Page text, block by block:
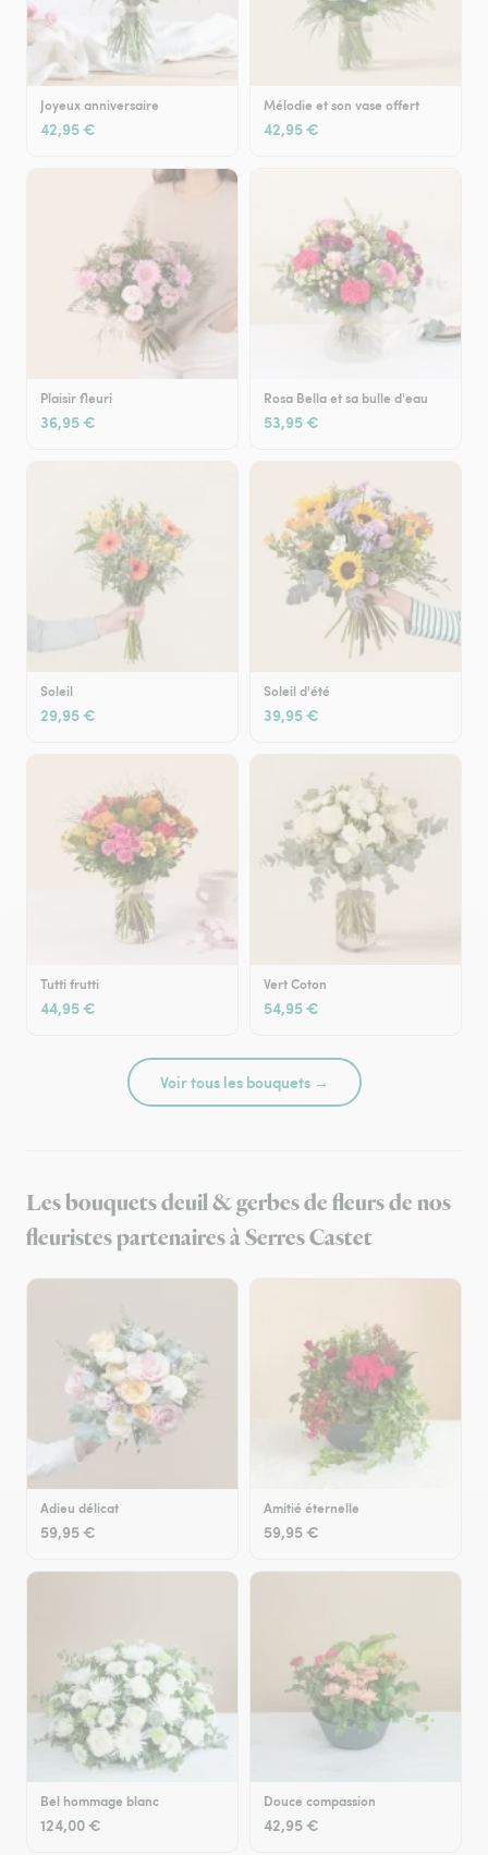
Joyeux anniversaire
42,95 €
Mélodie et son vase offert
42,95 €
Plaisir fleuri
36,95 €
Rosa Bella et sa bulle d'eau
53,95 €
Soleil
29,95 €
Soleil d'été
39,95 €
Tutti frutti
44,95 €
Vert Coton
54,95 €
Voir tous les bouquets →
Les bouquets deuil & gerbes de fleurs de nos
fleuristes partenaires à Serres Castet
Adieu délicat
59,95 €
Amitié éternelle
59,95 €
Bel hommage blanc
124,00 €
Douce compassion
42,95 €